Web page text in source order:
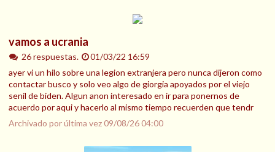
vamos a ucrania
26 respuestas.
01/03/22 16:59
ayer vi un hilo sobre una legion extranjera pero nunca dijeron como
contactar busco y solo veo algo de giorgia apoyados por el viejo
senil de biden. Algun anon interesado en ir para ponernos de
acuerdo por aqui y hacerlo al mismo tiempo recuerden que tendr
Archivado por última vez09/08/26 04:00